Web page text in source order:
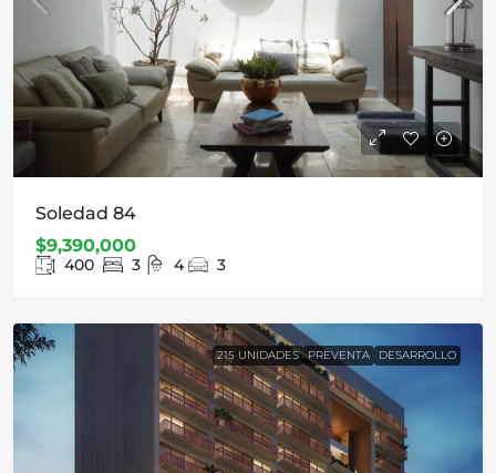
Soledad 84
$9,390,000
400 3 4 3
215 UNIDADES PREVENTA DESARROLLO